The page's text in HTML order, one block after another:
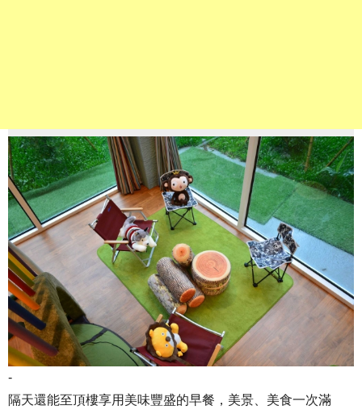
-
隔天還能至頂樓享用美味豐盛的早餐，美景、美食一次滿